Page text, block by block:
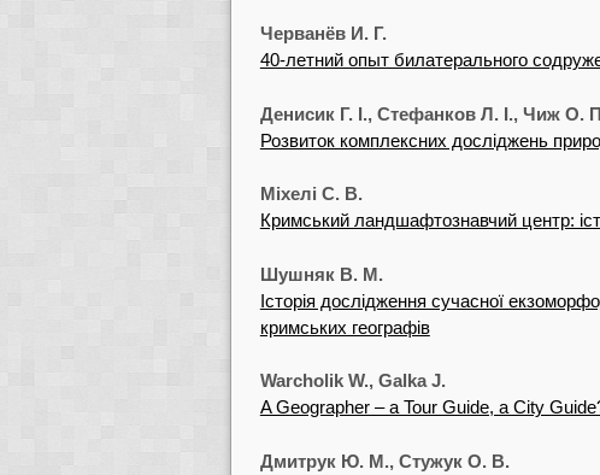
Черванёв И. Г.
40-летний опыт билатерального
Денисик Г. І., Стефанков Л. І., Чиж О.
Розвиток комплексних досліджень
Міхелі С. В.
Кримський ландшафтознавчий центр:
Шушняк В. М.
Історія дослідження сучасної
кримських географів
Warcholik W., Galka J.
A Geographer – a Tour Guide, a City
Дмитрук Ю. М., Стужук О. В.